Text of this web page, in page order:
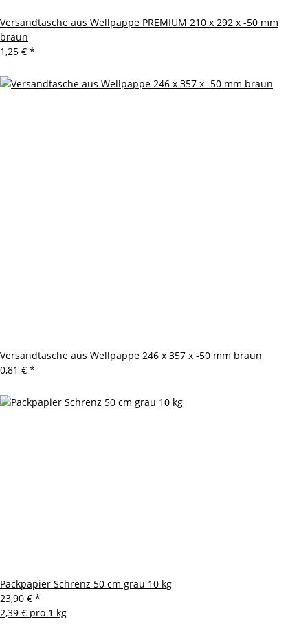
Versandtasche aus Wellpappe PREMIUM 210 x 292 x -50 mm
braun
1,25 € *
Versandtasche aus Wellpappe 246 x 357 x -50 mm braun
0,81 € *
Packpapier Schrenz 50 cm grau 10 kg
23,90 € *
2,39 € pro 1 kg